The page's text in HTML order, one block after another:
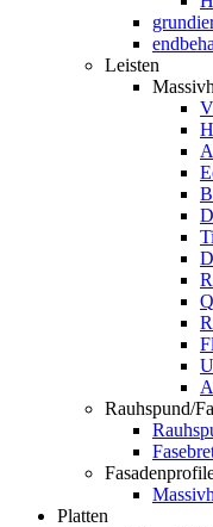
Leisten
Rauhspund/
Platten